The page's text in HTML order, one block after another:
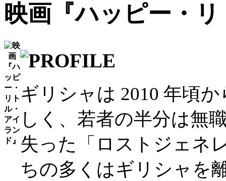
映画『ハッピー・
ギリシャは 2010 年頃
しく、若者の半分は無
失った「ロストジェネ
ちの多くはギリシャを